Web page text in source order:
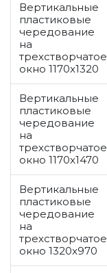
Вертикальные
пластиковые
чередование
на
трехстворчатое
окно 1170x1320
Вертикальные
пластиковые
чередование
на
трехстворчатое
окно 1170x1470
Вертикальные
пластиковые
чередование
на
трехстворчатое
окно 1320x970